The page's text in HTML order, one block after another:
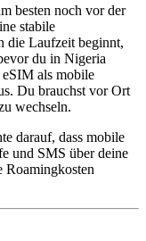
besten noch vor der
stabile
die Laufzeit beginnt,
du in Nigeria
als mobile
Du brauchst vor Ort
wechseln.
darauf, dass mobile
und SMS über deine
Roamingkosten